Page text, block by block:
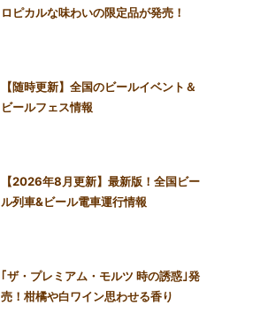
ロピカルな味わいの限定品が発売！
【随時更新】全国のビールイベント＆
ビールフェス情報
【2026年8月更新】最新版！全国ビー
ル列車&ビール電車運行情報
｢ザ・プレミアム・モルツ 時の誘惑｣発
売！柑橘や白ワイン思わせる香り